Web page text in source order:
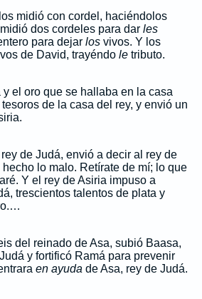
midió con cordel, haciéndolos
dos cordeles para dar les
para dejar los vivos. Y los
de David, trayéndo le tributo.
el oro que se hallaba en la casa
de la casa del rey, y envió un
de Judá, envió a decir al rey de
lo malo. Retírate de mí; lo que
Y el rey de Asiria impuso a
trescientos talentos de plata y
del reinado de Asa, subió Baasa,
y fortificó Ramá para prevenir
en ayuda de Asa, rey de Judá.